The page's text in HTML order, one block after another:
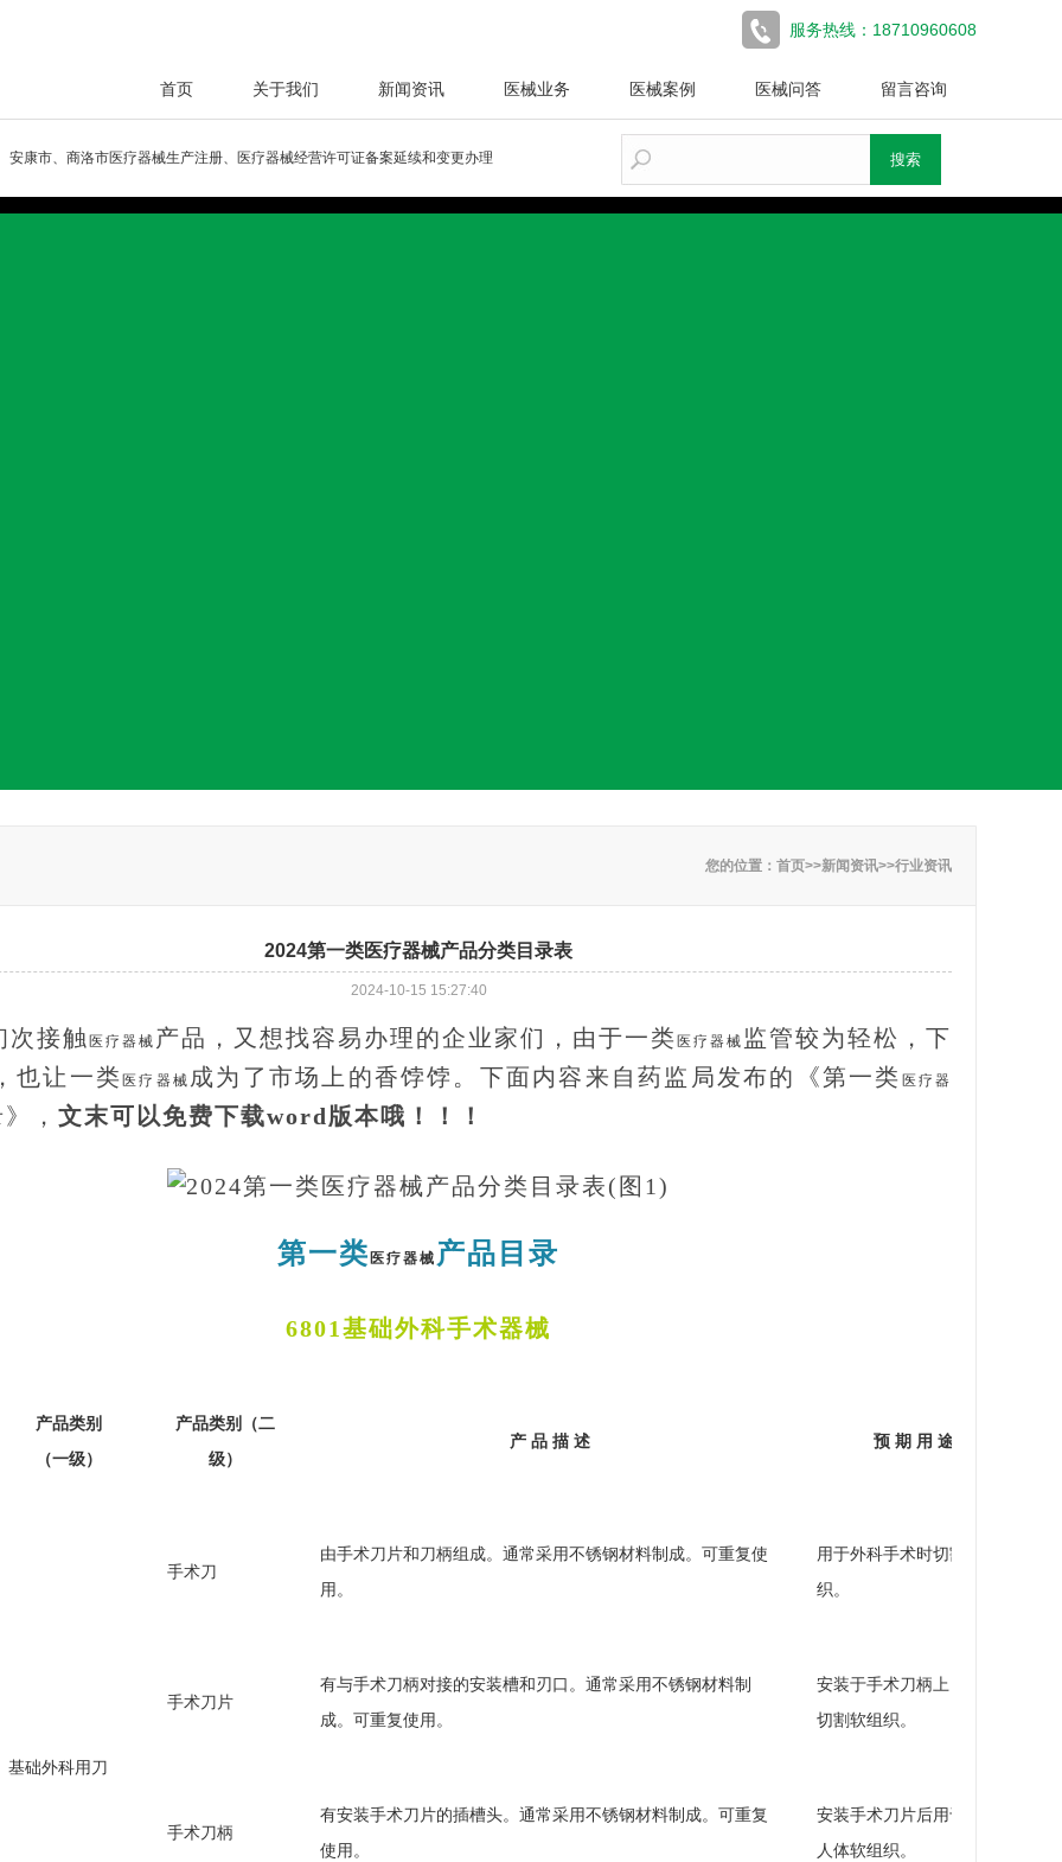
服务热线：18710960608
首页 关于我们 新闻资讯 医械业务 医械案例 医械问答 留言咨询
康市、商洛市医疗器械生产注册、医疗器械经营许可证备案延续和变更办理 搜索
您的位置： 首页>>新闻资讯>>行业资讯
2024第一类医疗器械产品分类目录表
2024-10-15 15:27:40
次接触 医疗器械 产品，又想找容易办理的企业家们，由于一类 医疗器械 监管较为轻松，下
也让一类医疗器械 成为了市场上的香饽饽。下面内容来自药监局发布的《第一类 医疗器
， 文末可以免费下载word版本哦！！！
第一类 医疗器械 产品目录
6801基础外科手术器械
产品类别
（一级）
产品类别
（二
级）
产 品 描 述 预 期 用 途
基础外科用刀
手术刀
由手术刀片和刀柄组成。通常采用不锈钢材料制成。可重复使
用。
用于外科手术时切割软组
织。
手术刀片
有与手术刀柄对接的安装槽和刃口。通常采用不锈钢材料制
成。可重复使用。
安装于手术刀柄上，用于
切割软组织。
手术刀柄
有安装手术刀片的插槽头。通常采用不锈钢材料制成。可重复
使用。
安装手术刀片后用于切割
人体软组织。